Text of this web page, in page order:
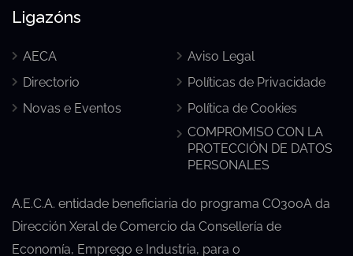
Ligazóns
AECA
Directorio
Novas e Eventos
Aviso Legal
Políticas de Privacidade
Política de Cookies
COMPROMISO CON LA
PROTECCIÓN DE DATOS
PERSONALES
A.E.C.A. entidade beneficiaria do programa CO300A da
Dirección Xeral de Comercio da Consellería de
Economía, Emprego e Industria, para o